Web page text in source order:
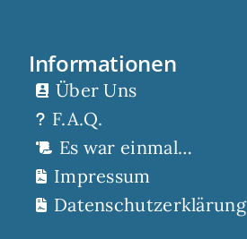
Informationen
Über Uns
F.A.Q.
Es war einmal…
Impressum
Datenschutzerklärung